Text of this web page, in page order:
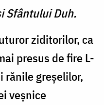
Sfântului Duh.
ziditorilor, ca
presus de fire L-
rănile greşelilor,
veşnice